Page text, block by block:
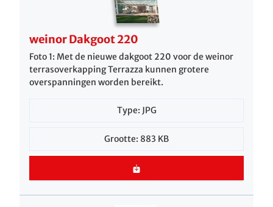
weinor Dakgoot 220
Foto 1: Met de nieuwe dakgoot 220 voor de weinor
terrasoverkapping Terrazza kunnen grotere
overspanningen worden bereikt.
Type: JPG
Grootte: 883 KB